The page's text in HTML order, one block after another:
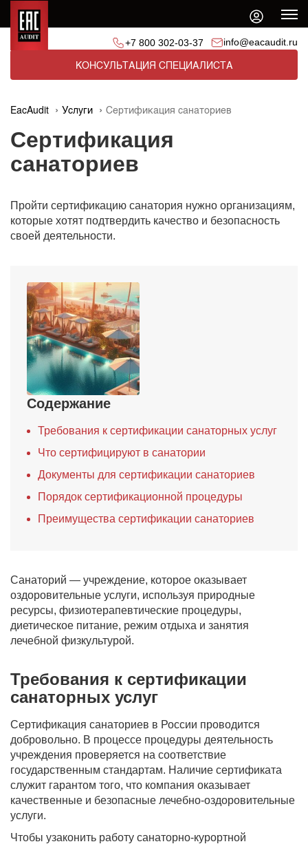
+7 800 302-03-37 info@eacaudit.ru
КОНСУЛЬТАЦИЯ СПЕЦИАЛИСТА
EacAudit Услуги Сертификация санаториев
Сертификация
санаториев
Пройти сертификацию санатория нужно организациям,
которые хотят подтвердить качество и безопасность
своей деятельности.
Содержание
Требования к сертификации санаторных услуг
Что сертифицируют в санатории
Документы для сертификации санаториев
Порядок сертификационной процедуры
Преимущества сертификации санаториев
Санаторий — учреждение, которое оказывает
оздоровительные услуги, используя природные
ресурсы, физиотерапевтические процедуры,
диетическое питание, режим отдыха и занятия
лечебной физкультурой.
Требования к сертификации
санаторных услуг
Сертификация санаториев в России проводится
добровольно. В процессе процедуры деятельность
учреждения проверяется на соответствие
государственным стандартам. Наличие сертификата
служит гарантом того, что компания оказывает
качественные и безопасные лечебно-оздоровительные
услуги.
Чтобы узаконить работу санаторно-курортной